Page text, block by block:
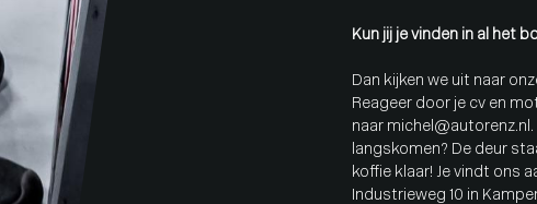
Kun jij je vinden in al het
Dan kijken we uit naar
Reageer door je cv en
naar michel@autorenz.nl
langskomen? De deur
koffie klaar! Je vindt ons
Industrieweg 10 in